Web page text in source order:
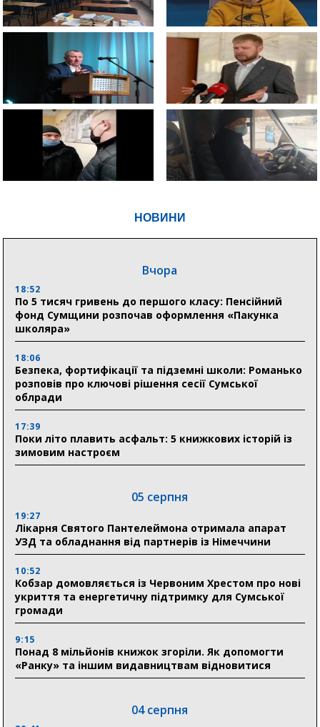
НОВИНИ
Вчора
18:52
По 5 тисяч гривень до першого класу: Пенсійний
фонд Сумщини розпочав оформлення «Пакунка
школяра»
18:06
Безпека, фортифікації та підземні школи: Романько
розповів про ключові рішення сесії Сумської
облради
17:39
Поки літо плавить асфальт: 5 книжкових історій із
зимовим настроєм
05 серпня
19:27
Лікарня Святого Пантелеймона отримала апарат
УЗД та обладнання від партнерів із Німеччини
10:52
Кобзар домовляється із Червоним Хрестом про нові
укриття та енергетичну підтримку для Сумської
громади
9:15
Понад 8 мільйонів книжок згоріли. Як допомогти
«Ранку» та іншим видавництвам відновитися
04 серпня